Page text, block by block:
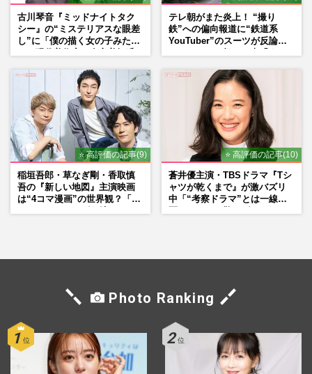
古川琴音『ミッドナイトタク
シー』の“ミステリアスな眼差
し”に「僕の描く女の子みた
テレ朝がまた炎上！ “撮り
鉄”への偏向報道に“鉄道系
YouTuber”のスーツが反論
は？」
⭐ 高評価の記事(9)
稲垣吾郎・草なぎ剛・香取慎
吾の『新しい地図』主演映画
は“4コマ漫画”の世界観？「フ
⭐ 高評価の記事(10)
蒼井優主演・TBSドラマ『Tシ
ャツが乾くまで』が激バズリ
中「“考察ドラマ”とは一線を
Photo Ranking